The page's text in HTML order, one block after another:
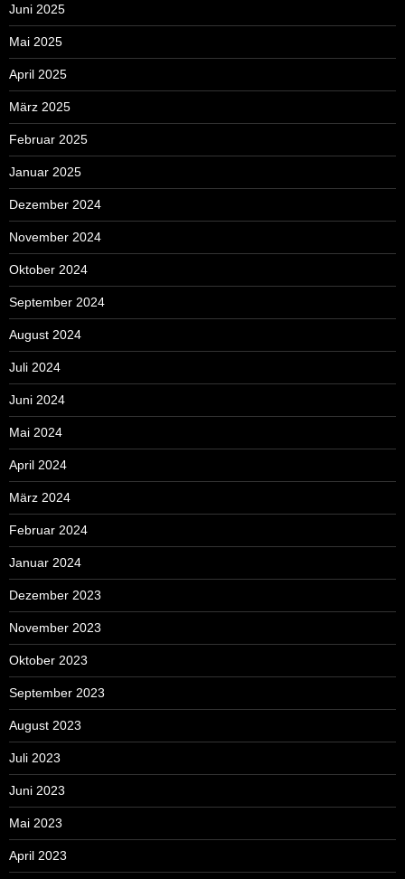
Juni 2025
Mai 2025
April 2025
März 2025
Februar 2025
Januar 2025
Dezember 2024
November 2024
Oktober 2024
September 2024
August 2024
Juli 2024
Juni 2024
Mai 2024
April 2024
März 2024
Februar 2024
Januar 2024
Dezember 2023
November 2023
Oktober 2023
September 2023
August 2023
Juli 2023
Juni 2023
Mai 2023
April 2023